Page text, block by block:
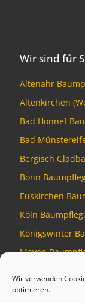
Wir verwenden
optimieren.
Wir sind für
Altenahr
Altenkirchen
Bad Honnef
Bad
Bergisch
Bonn
Euskirchen
Köln
Königswinter
Mayen